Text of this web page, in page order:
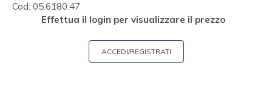
Cod: 05.6180.47
Effettua il login per visualizzare il prezzo
ACCEDI/REGISTRATI